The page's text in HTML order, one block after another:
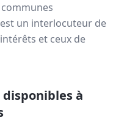
un interlocuteur de
et ceux de
à